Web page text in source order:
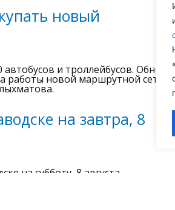
новый
автобусов и троллейбусов.
работы новой маршрутной сети,
на завтра, 8
на субботу, 8 августа.